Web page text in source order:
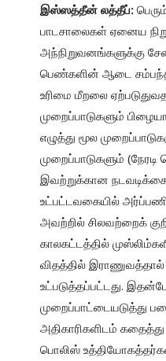
இஸ்ஸத்தீன் லத்தீப்:
பாடசாலைகள் ஏனைய
அந்நிறுவனங்களுக்கு
பெண்களின் ஆடை
உரிமை மீறலை
முறைப்பாடுகளும்
எழுத்து மூல
முறைப்பாடுகளும்
இவற்றுக்கான
உட்பட்டவகையில்
அவற்றில் சிலவற்றைக்
காலகட்டத்தில்
விதத்தில்
உட்படுத்தப்பட்டது.
முறைப்பாட்டையடுத்து
அதிகாரிகளிடம்
பொலிஸ்